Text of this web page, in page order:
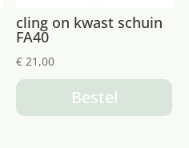
cling on kwast schuin
FA40
€ 21,00
Bestel